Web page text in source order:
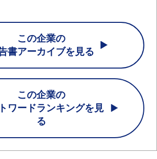
この企業の
書アーカイブを見る
この企業の
ワードランキングを見
る